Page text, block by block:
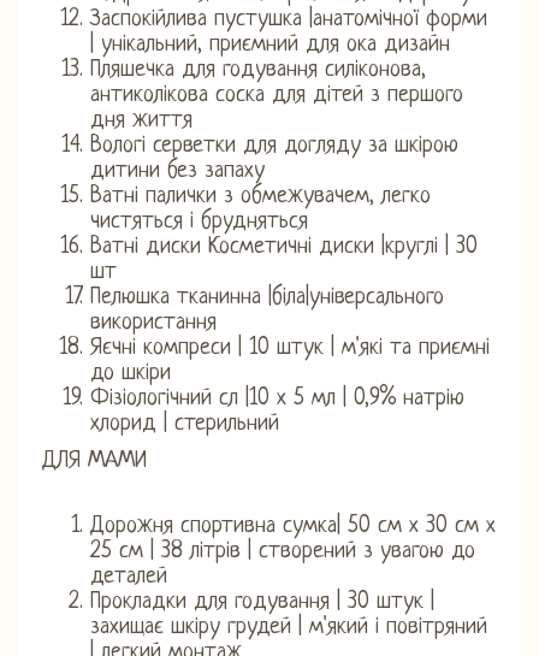
Заспокійлива пустушка |анатомічної форми
| унікальний, приємний для ока дизайн
Пляшечка для годування силіконова,
антиколікова соска для дітей з першого
дня життя
Вологі серветки для догляду за шкірою
дитини без запаху
Ватні палички з обмежувачем, легко
чистяться і брудняться
Ватні диски Косметичні диски |круглі | 30
шт
Пелюшка тканинна |біла|універсального
використання
Яєчні компреси | 10 штук | м'які та приємні
до шкіри
Фізіологічний сл |10 х 5 мл | 0,9% натрію
хлорид | стерильний
ДЛЯ МАМИ
Дорожня спортивна сумка| 50 см х 30 см х
25 см | 38 літрів | створений з увагою до
деталей
Прокладки для годування | 30 штук |
захищає шкіру грудей | м'який і повітряний